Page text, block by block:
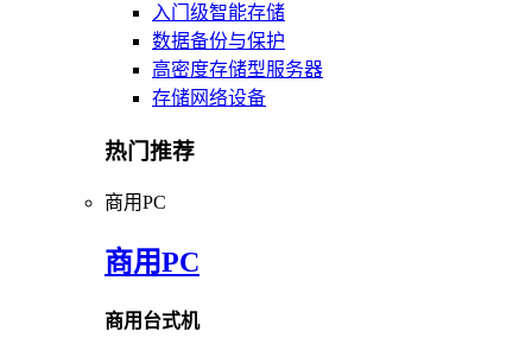
入门级智能存储
数据备份与保护
高密度存储型服务器
存储网络设备
热门推荐
商用PC
商用PC
商用台式机